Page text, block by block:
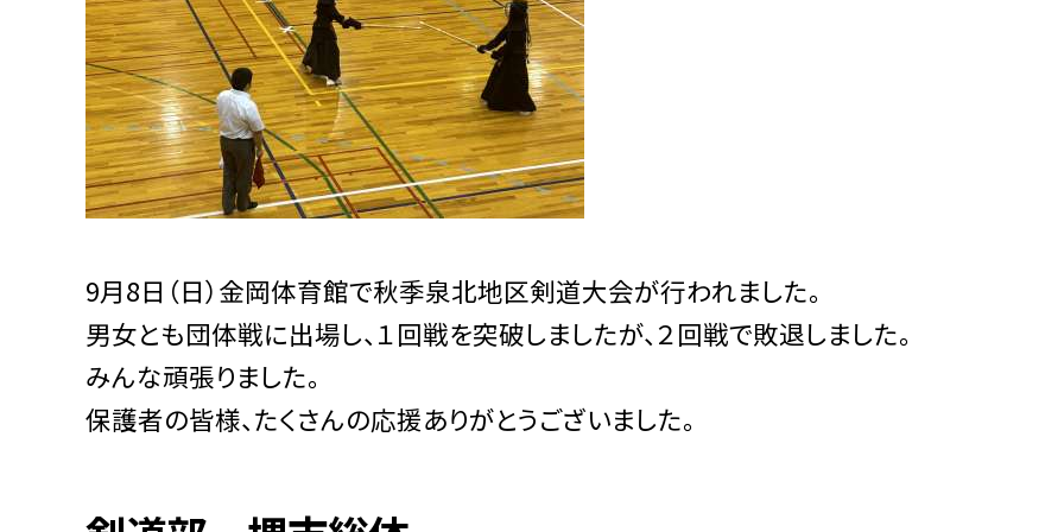
9月8日（日）金岡体育館で秋季泉北地区剣道大会が行われました。
男女とも団体戦に出場し、１回戦を突破しましたが、２回戦で敗退しました。
みんな頑張りました。
保護者の皆様、たくさんの応援ありがとうございました。